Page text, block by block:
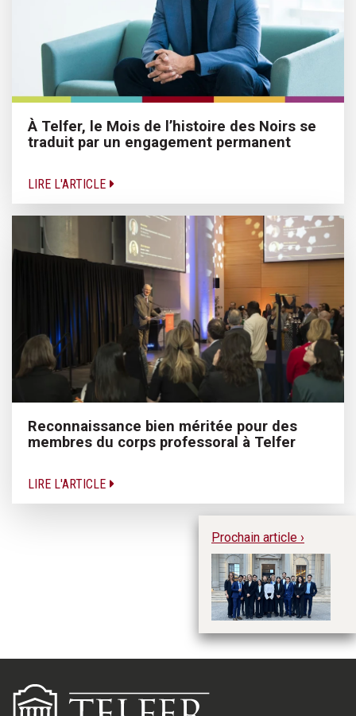
À Telfer, le Mois de l’histoire des Noirs se
traduit par un engagement permanent
LIRE L'ARTICLE
Reconnaissance bien méritée pour des
membres du corps professoral à Telfer
LIRE L'ARTICLE
Prochain article ›